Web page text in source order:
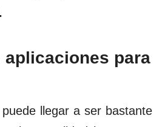
aplicaciones para
llegar a ser bastante